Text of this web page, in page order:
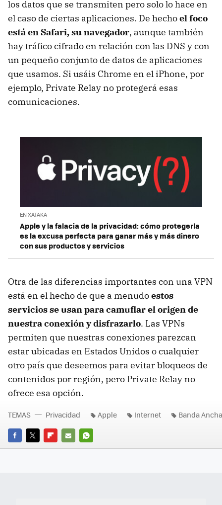
los datos que se transmiten pero solo lo hace en
el caso de ciertas aplicaciones. De hechoel foco
está en Safari, su navegador, aunque también
hay tráfico cifrado en relación con las DNS y con
un pequeño conjunto de datos de aplicaciones
que usamos. Si usáis Chrome en el iPhone, por
ejemplo, Private Relay no protegerá esas
comunicaciones.
EN XATAKA
Apple y la falacia de la privacidad: cómo protegerla
es la excusa perfecta para ganar más y más dinero
con sus productos y servicios
Otra de las diferencias importantes con una VPN
está en el hecho de que a menudoestos
servicios se usan para camuflar el origen de
nuestra conexión y disfrazarlo. Las VPNs
permiten que nuestras conexiones parezcan
estar ubicadas en Estados Unidos o cualquier
otro país que deseemos para evitar bloqueos de
contenidos por región, pero Private Relay no
ofrece esa opción.
FACEBOOK
TWITTERFLIPBOARD
E-
WHATSAPP
TEMAS Privacidad Apple Internet Banda Ancha